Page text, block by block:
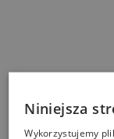
Niniejsza
Wykorzystujemy